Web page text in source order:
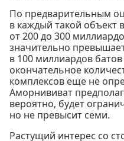
По предварительным
в каждый такой объект
от 200 до 300
значительно
в 100 миллиардов батов
окончательное
комплексов еще не
Аморнививат
вероятно, будет
но не превысит семи.
Растущий интерес со